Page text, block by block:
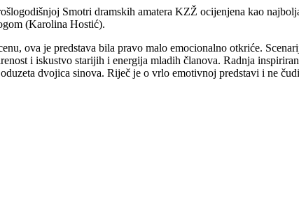
Smotri dramskih amatera KZŽ ocijenjena kao
(Karolina Hostić).
ova je predstava bila pravo malo emocionalno otkriće.
i iskustvo starijih i energija mladih članova. Radnja
dvojica sinova. Riječ je o vrlo emotivnoj predstavi i ne